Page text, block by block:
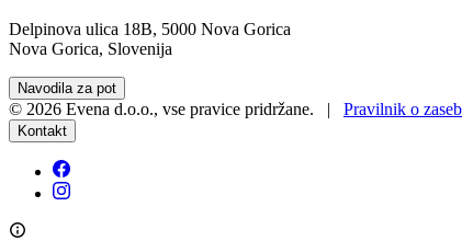
Delpinova ulica 18B, 5000 Nova Gorica
Nova Gorica, Slovenija
Navodila za pot
© 2026 Evena d.o.o., vse pravice pridržane. | Pravilnik o
Kontakt